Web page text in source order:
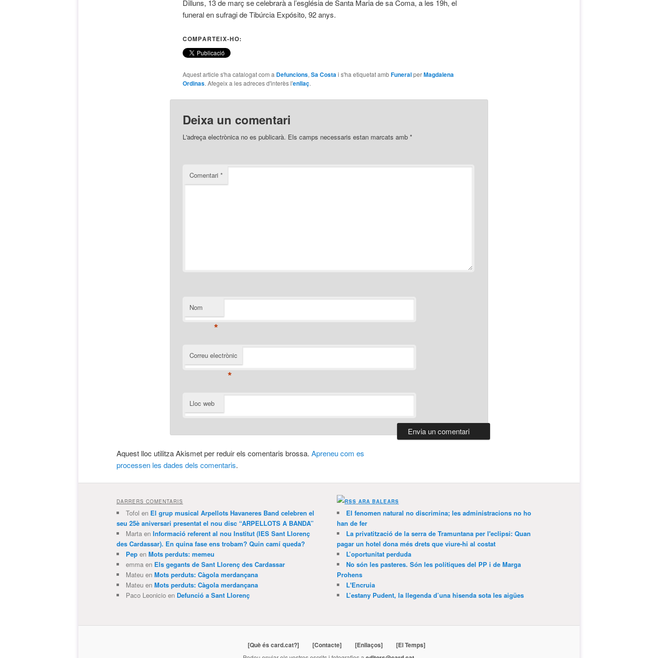
Dilluns, 13 de març se celebrarà a l’església de Santa Maria de sa Coma, a les 19h, el
funeral en sufragi de Tibúrcia Expósito, 92 anys.
COMPARTEIX-HO:
Aquest article s'ha catalogat com a Defuncions, Sa Costai s'ha etiquetat ambFuneralperMagdalena
Ordinas. Afegeix a les adreces d'interès l'enllaç.
Deixa un comentari
L'adreça electrònica no es publicarà. Els camps necessaris estan marcats amb *
Comentari *
Nom
*
Correu electrònic
*
Lloc web
Aquest lloc utilitza Akismet per reduir els comentaris brossa. Apreneu com es
processen les dades dels comentaris.
DARRERS COMENTARIS
Tofol en El grup musical Arpellots Havaneres Band celebren el
seu 25è aniversari presentat el nou disc “ARPELLOTS A BANDA”
Martaen Informació referent al nou Institut (IES Sant Llorenç
des Cardassar). En quina fase ens trobam? Quin camí queda?
Pepen Mots perduts: memeu
emmaen Els gegants de Sant Llorenç des Cardassar
Mateuen Mots perduts: Càgola merdançana
Mateuen Mots perduts: Càgola merdançana
Paco Leonicioen Defunció a Sant Llorenç
ARA BALEARS
El fenomen natural no discrimina; les administracions no ho
han de fer
La privatització de la serra de Tramuntana per l'eclipsi: Quan
pagar un hotel dona més drets que viure-hi al costat
L’oportunitat perduda
No són les pasteres. Són les polítiques del PP i de Marga
Prohens
L'Encruia
L’estany Pudent, la llegenda d’una hisenda sota les aigües
[Què és card.cat?] [Contacte] [Enllaços] [El Temps]